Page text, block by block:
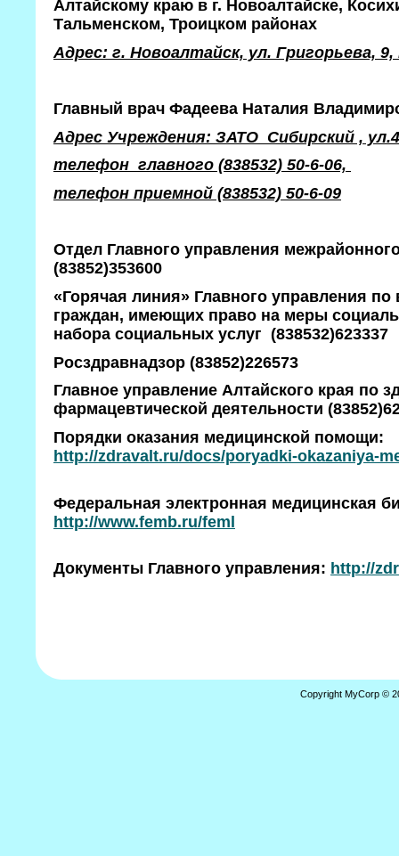
Алтайскому краю в г. Новоалтайске,
Тальменском, Троицком районах
Адрес: г. Новоалтайск, ул. Григорьева,
Главный врач Фадеева Наталия
Адрес Учреждения: ЗАТО Сибирский ,
телефон главного (838532) 50-6-06,
телефон приемной (838532) 50-6-09
Отдел Главного управления
(83852)353600
«Горячая линия» Главного управления
граждан, имеющих право на меры
набора социальных услуг (838532)623337
Росздравнадзор (83852)226573
Главное управление Алтайского края по
фармацевтической деятельности
Порядки оказания медицинской помощи:
http://zdravalt.ru/docs/poryadki-okazaniya-
Федеральная электронная медицинская
http://www.femb.ru/feml
Документы Главного управления: http://
Copyright MyCorp ©